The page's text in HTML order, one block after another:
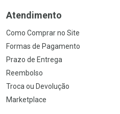
Atendimento
Como Comprar no Site
Formas de Pagamento
Prazo de Entrega
Reembolso
Troca ou Devolução
Marketplace